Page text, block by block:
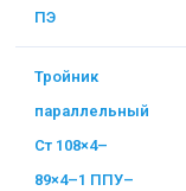
ПЭ
Тройник
параллельный
Ст 108×4–
89×4–1 ППУ–